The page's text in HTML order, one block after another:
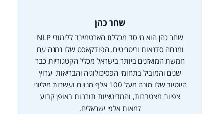
שחר כהן
שחר כהן הוא מייסד מכללת הארטמיינד ללימודי NLP
ומנחה סדנאות וריטריטים. הפודקאסט שלו נמנה עם
חמשת המואזנים ביותר בישראל מכלל הקטגוריות כבר
שנים והמוביל בתחומי הפסיכולוגיה והבריאות. ערוץ
היוטיוב שלו מונה מעל 100 אלף מנויים ועשרות מיליוני
צפיות מצטברות, והמדיטציות תורמות באופן קבוע
למאות אלפי ישראלים.